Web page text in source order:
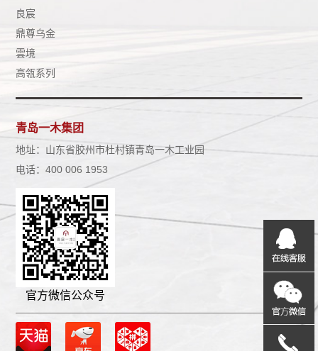
良宸
鼎尊乌金
雲境
高瓴系列
青岛一木集团
地址：山东省胶州市杜村镇青岛一木工业园
电话：400 006 1953
官方微信公众号